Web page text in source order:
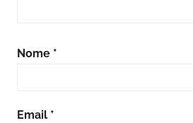
Nome *
Email *